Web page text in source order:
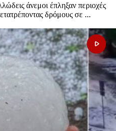
άνεμοι έπληξαν περιοχές
δρόμους σε ...